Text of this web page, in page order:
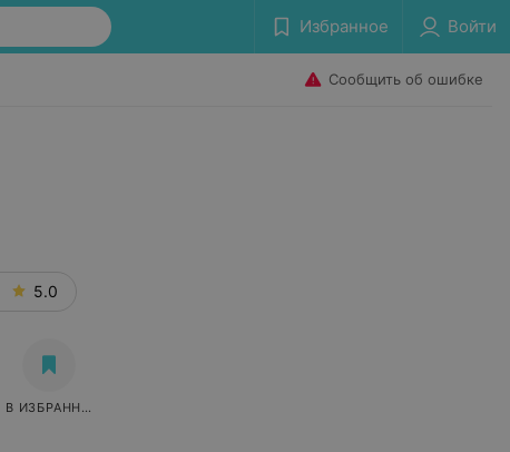
Избранное Войти
Сообщить об ошибке
5.0
В ИЗБРАННОЕ